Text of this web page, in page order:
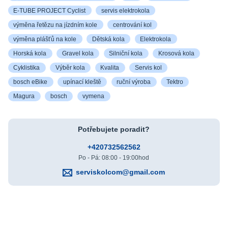
E-TUBE PROJECT Cyclist servis elektrokola
výměna řetězu na jízdním kole centrování kol
výměna plášťů na kole Dětská kola Elektrokola
Horská kola Gravel kola Silniční kola Krosová kola
Cyklistika Výběr kola Kvalita Servis kol
bosch eBike upínací kleště ruční výroba Tektro
Magura bosch vymena
Potřebujete poradit?
+420732562562
Po - Pá: 08:00 - 19:00hod
serviskolcom@gmail.com